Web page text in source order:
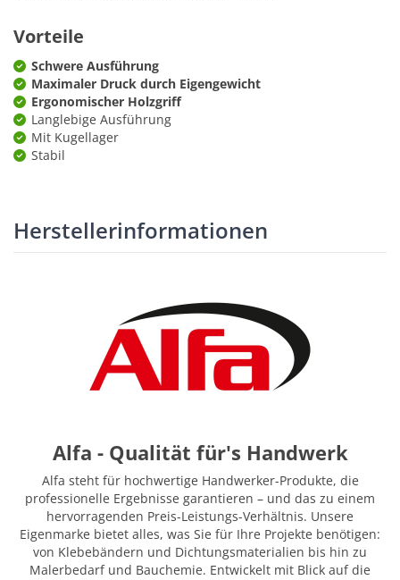
Vorteile
Schwere Ausführung
Maximaler Druck durch Eigengewicht
Ergonomischer Holzgriff
Langlebige Ausführung
Mit Kugellager
Stabil
Herstellerinformationen
Alfa - Qualität für's Handwerk
Alfa steht für hochwertige Handwerker-Produkte, die
professionelle Ergebnisse garantieren – und das zu einem
hervorragenden Preis-Leistungs-Verhältnis. Unsere
Eigenmarke bietet alles, was Sie für Ihre Projekte benötigen:
von Klebebändern und Dichtungsmaterialien bis hin zu
Malerbedarf und Bauchemie. Entwickelt mit Blick auf die